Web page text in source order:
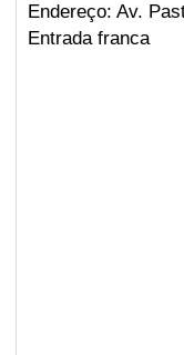
Endereço: Av.
Entrada franca